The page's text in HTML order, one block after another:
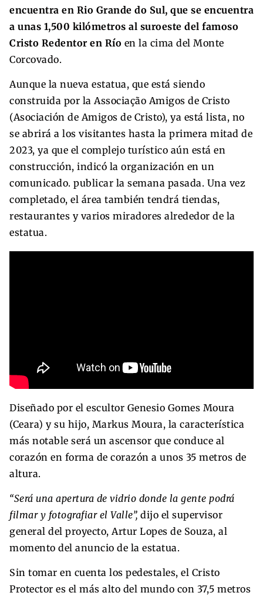
encuentra en Rio Grande do Sul, que se encuentra
a unas 1,500 kilómetros al suroeste del famoso
Cristo Redentor en Río en la cima del Monte
Corcovado.
Aunque la nueva estatua, que está siendo
construida por la Associação Amigos de Cristo
(Asociación de Amigos de Cristo), ya está lista, no
se abrirá a los visitantes hasta la primera mitad de
2023, ya que el complejo turístico aún está en
construcción, indicó la organización en un
comunicado. publicar la semana pasada. Una vez
completado, el área también tendrá tiendas,
restaurantes y varios miradores alrededor de la
estatua.
Diseñado por el escultor Genesio Gomes Moura
(Ceara) y su hijo, Markus Moura, la característica
más notable será un ascensor que conduce al
corazón en forma de corazón a unos 35 metros de
altura.
“Será una apertura de vidrio donde la gente podrá
filmar y fotografiar el Valle”, dijo el supervisor
general del proyecto, Artur Lopes de Souza, al
momento del anuncio de la estatua.
Sin tomar en cuenta los pedestales, el Cristo
Protector es el más alto del mundo con 37,5 metros